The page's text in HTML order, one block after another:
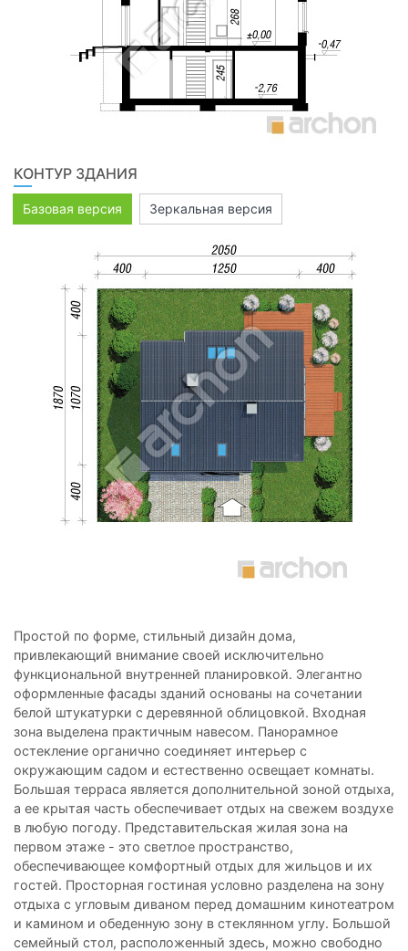
КОНТУР ЗДАНИЯ
Базовая версия Зеркальная версия
Простой по форме, стильный дизайн дома,
привлекающий внимание своей исключительно
функциональной внутренней планировкой. Элегантно
оформленные фасады зданий основаны на сочетании
белой штукатурки с деревянной облицовкой. Входная
зона выделена практичным навесом. Панорамное
остекление органично соединяет интерьер с
окружающим садом и естественно освещает комнаты.
Большая терраса является дополнительной зоной отдыха,
а ее крытая часть обеспечивает отдых на свежем воздухе
в любую погоду. Представительская жилая зона на
первом этаже - это светлое пространство,
обеспечивающее комфортный отдых для жильцов и их
гостей. Просторная гостиная условно разделена на зону
отдыха с угловым диваном перед домашним кинотеатром
и камином и обеденную зону в стеклянном углу. Большой
семейный стол, расположенный здесь, можно свободно